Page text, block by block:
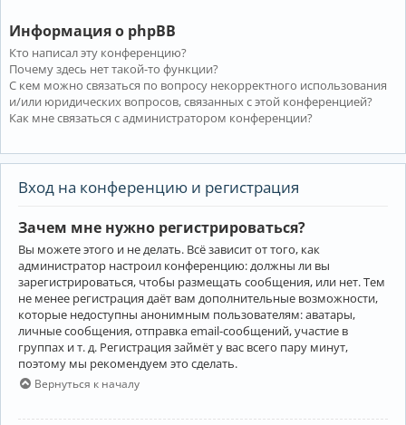
Информация о phpBB
Кто написал эту конференцию?
Почему здесь нет такой-то функции?
С кем можно связаться по вопросу некорректного использования
и/или юридических вопросов, связанных с этой конференцией?
Как мне связаться с администратором конференции?
Вход на конференцию и регистрация
Зачем мне нужно регистрироваться?
Вы можете этого и не делать. Всё зависит от того, как
администратор настроил конференцию: должны ли вы
зарегистрироваться, чтобы размещать сообщения, или нет. Тем
не менее регистрация даёт вам дополнительные возможности,
которые недоступны анонимным пользователям: аватары,
личные сообщения, отправка email-сообщений, участие в
группах и т. д. Регистрация займёт у вас всего пару минут,
поэтому мы рекомендуем это сделать.
Вернуться к началу